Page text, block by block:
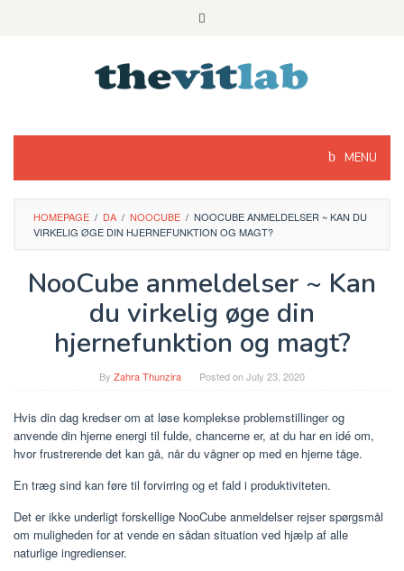
MENU
HOMEPAGE / DA / NOOCUBE / NOOCUBE ANMELDELSER ~ KAN DU
VIRKELIG ØGE DIN HJERNEFUNKTION OG MAGT?
NooCube anmeldelser ~ Kan
du virkelig øge din
hjernefunktion og magt?
By Zahra Thunzira Posted onJuly 23, 2020
Hvis din dag kredser om at løse komplekse problemstillinger og
anvende din hjerne energi til fulde, chancerne er, at du har en idé om,
hvor frustrerende det kan gå, når du vågner op med en hjerne tåge.
En træg sind kan føre til forvirring og et fald i produktiviteten.
Det er ikke underligt forskellige NooCube anmeldelser rejser spørgsmål
om muligheden for at vende en sådan situation ved hjælp af alle
naturlige ingredienser.